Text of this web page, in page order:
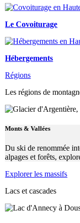
Le Covoiturage
Hébergements
Régions
Les régions de
Monts & Vallées
Du ski de renommée
alpages et forêts,
Explorer les massifs
Lacs et cascades